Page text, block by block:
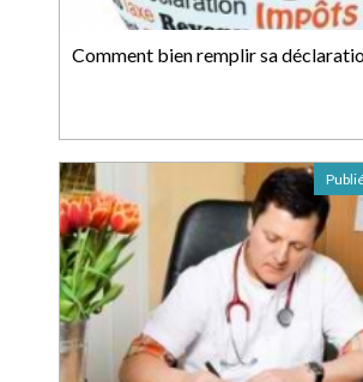
Comment bien remplir sa